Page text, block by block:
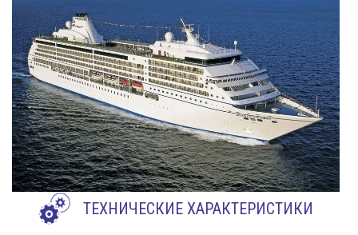
ТЕХНИЧЕСКИЕ ХАРАКТЕРИСТИКИ